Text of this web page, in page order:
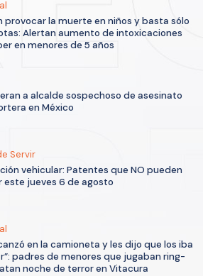
provocar la muerte en niños y basta sólo
Alertan aumento de intoxicaciones
en menores de 5 años
a alcalde sospechoso de asesinato
en México
Servir
vehicular: Patentes que NO pueden
este jueves 6 de agosto
en la camioneta y les dijo que los iba
padres de menores que jugaban ring-
noche de terror en Vitacura